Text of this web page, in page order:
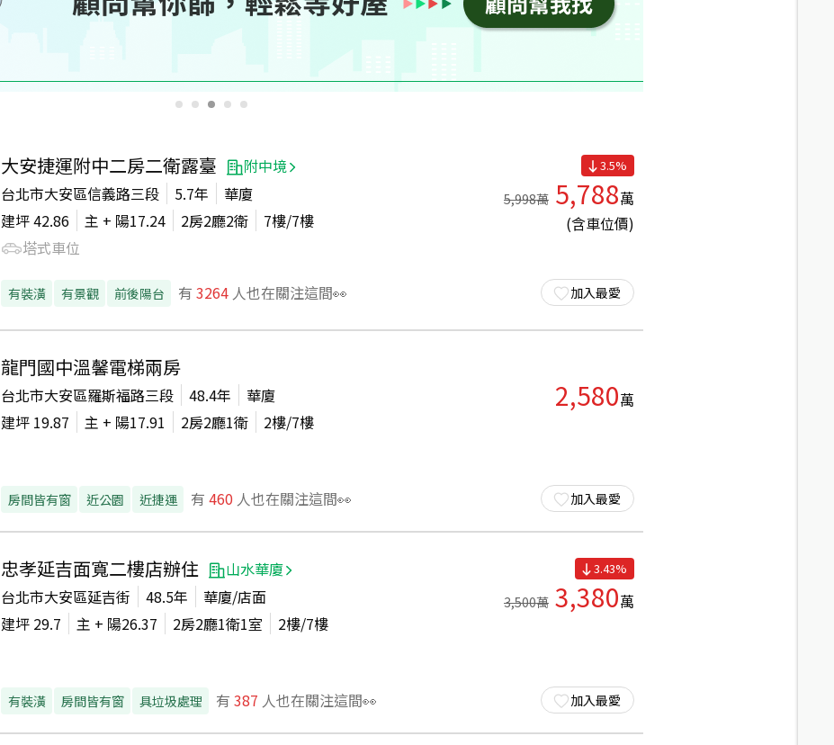
大安捷運附中二房二衛露臺
附中境
台北市大安區信義路三段
5.7年
華廈
建坪42.86 主 + 陽17.24 2房2廳2衛 7樓/7樓
塔式車位
有裝潢 有景觀 前後陽台 有 3264 人也在關注這間👀
3.5%
5,998萬 5,788萬
(含車位價)
加入最愛
龍門國中溫馨電梯兩房
台北市大安區羅斯福路三段 48.4年
華廈
建坪 19.87 主 + 陽17.91 2房2廳1衛 2樓/7樓
房間皆有窗 近公園 近捷運 有 460 人也在關注這間👀
2,580萬
加入最愛
忠孝延吉面寬二樓店辦住
山水華廈
台北市大安區延吉街
48.5年
華廈/店面
建坪 29.7 主 + 陽26.37 2房2廳1衛1室 2樓/7樓
有裝潢 房間皆有窗 具垃圾處理 有 387 人也在關注這間👀
3.43%
3,500萬 3,380萬
加入最愛